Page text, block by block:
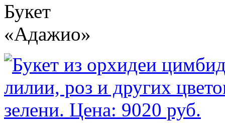
Букет
«Адажио»